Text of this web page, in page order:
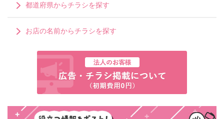
都道府県からチラシを探す
お店の名前からチラシを探す